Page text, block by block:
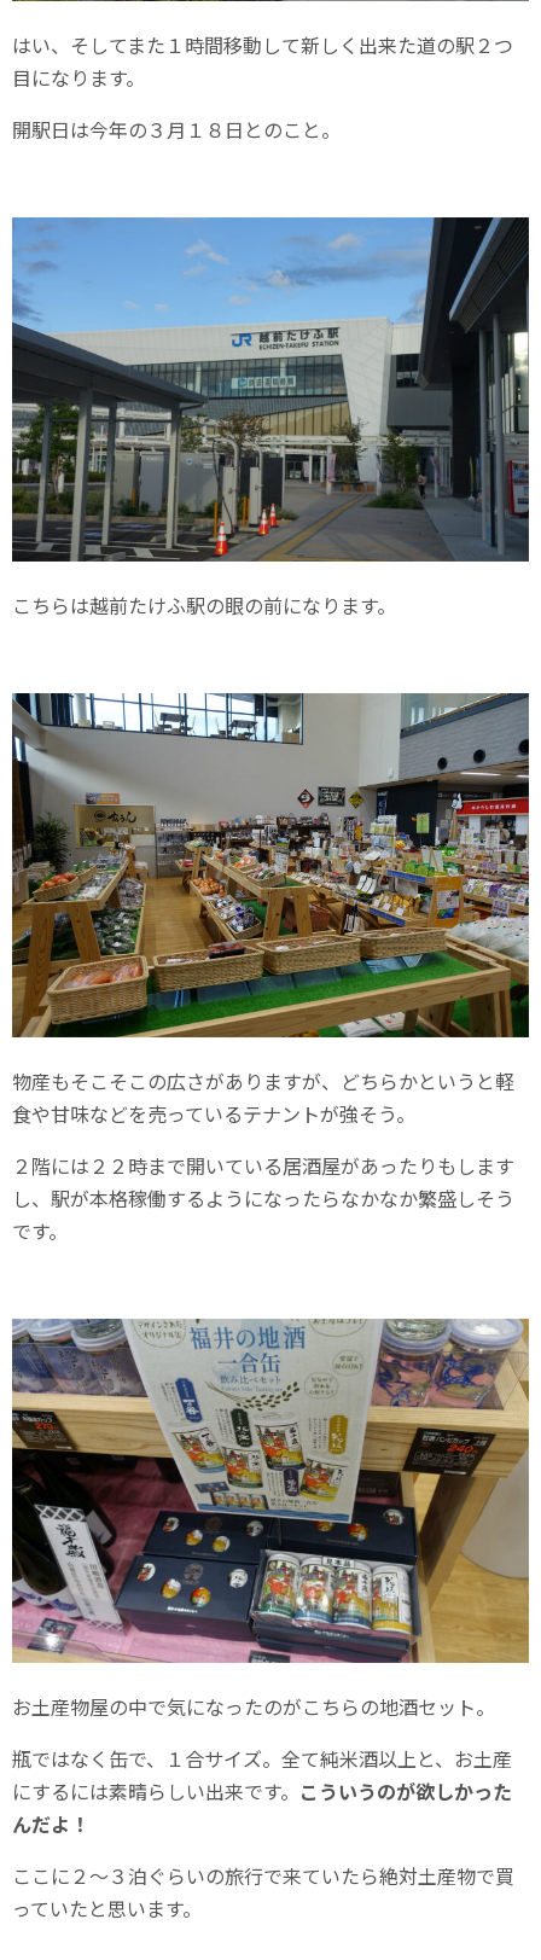
はい、そしてまた１時間移動して新しく出来た道の駅２つ
目になります。
開駅日は今年の３月１８日とのこと。
こちらは越前たけふ駅の眼の前になります。
物産もそこそこの広さがありますが、どちらかというと軽
食や甘味などを売っているテナントが強そう。
２階には２２時まで開いている居酒屋があったりもします
し、駅が本格稼働するようになったらなかなか繁盛しそう
です。
お土産物屋の中で気になったのがこちらの地酒セット。
瓶ではなく缶で、１合サイズ。全て純米酒以上と、お土産
にするには素晴らしい出来です。 こういうのが欲しかった
んだよ！
ここに２～３泊ぐらいの旅行で来ていたら絶対土産物で買
っていたと思います。